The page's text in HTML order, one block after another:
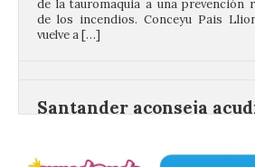
público y evitar el
vehículo privado para el
8 Ago 2026